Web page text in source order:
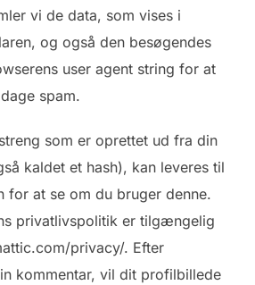
vi de data, som vises i
og også den besøgendes
user agent string for at
spam.
som er oprettet ud fra din
kaldet et hash), kan leveres til
for at se om du bruger denne.
privatlivspolitik er tilgængelig
privacy/. Efter
kommentar, vil dit profilbillede